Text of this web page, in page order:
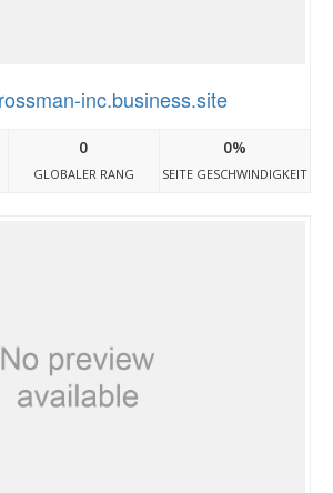
inc.business.site
0
GLOBALER RANG
0%
SEITE GESCHWINDIGKEIT